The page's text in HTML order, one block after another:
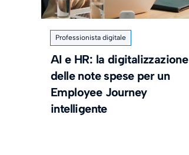
Professionista digitale
AI e HR: la digitalizzazione
delle note spese per un
Employee Journey
intelligente